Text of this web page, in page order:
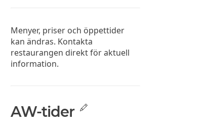
Menyer, priser och öppettider
kan ändras. Kontakta
restaurangen direkt för aktuell
information.
AW-tider